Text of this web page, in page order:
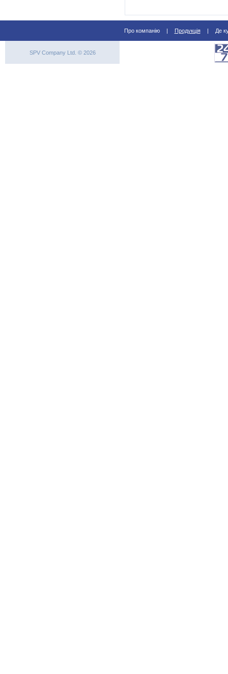
Про компанію | Продукція | Де
SPV Company Ltd. © 2026